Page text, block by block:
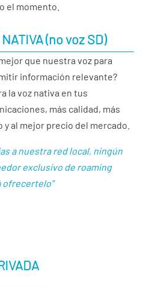
el momento.
(no voz SD)
que nuestra voz para
información relevante?
la voz nativa en tus
más calidad, más
y al mejor precio del mercado.
a nuestra red local, ningún
exclusivo de roaming
ofrecertelo”